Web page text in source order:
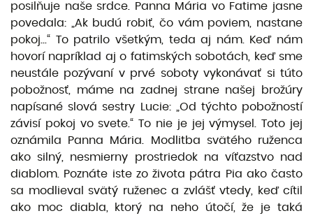
posilňuje naše srdce. Panna Mária vo Fatime jasne
povedala: „Ak budú robiť, čo vám poviem, nastane
pokoj...“ To patrilo všetkým, teda aj nám. Keď nám
hovorí napríklad aj o fatimských sobotách, keď sme
neustále pozývaní v prvé soboty vykonávať si túto
pobožnosť, máme na zadnej strane našej brožúry
napísané slová sestry Lucie: „Od týchto pobožností
závisí pokoj vo svete.“ To nie je jej výmysel. Toto jej
oznámila Panna Mária. Modlitba svätého ruženca
ako silný, nesmierny prostriedok na víťazstvo nad
diablom. Poznáte iste zo života pátra Pia ako často
sa modlieval svätý ruženec a zvlášť vtedy, keď cítil
ako moc diabla, ktorý na neho útočí, že je taká